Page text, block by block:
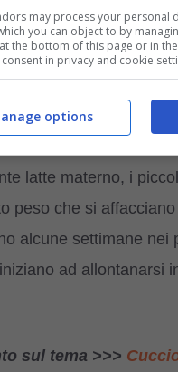
sul tema >>>Orso
dai 350 ai 700
circa 600
latte materno, i
peso che si
alcune settimane nei
ad allontanarsi
sul tema >>>
may process your personal
you can object to by
the bottom of this page or in
in privacy and cookie
options